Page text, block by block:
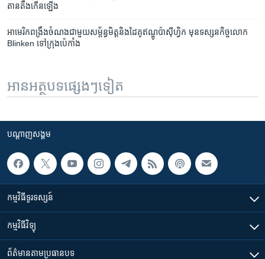
តានតឹង​កើនឡើង
អាមេរិក​ពង្រឹង​ចំណង​ជាមួយ​​សម្ព័ន្ធមិត្ត​និង​ដៃគូ​ឥណ្ឌូប៉ាស៊ីហ្វិក​ មុន​ទស្សនកិច្ច​លោក
Blinken ទៅ​ក្រុង​ប៉េកាំង
អានអត្ថបទផ្សេងៗទៀត
បណ្តាញ​សង្គម
កម្មវិធី​ទូរទស្សន៍
កម្មវិធី​វិទ្យុ
ព័ត៌មាន​តាមប្រធានបទ​